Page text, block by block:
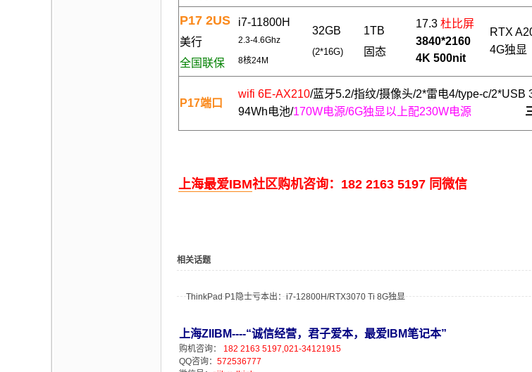
P17 2US
美行
全国联保
i7-11800H
2.3-4.6Ghz
8核24M
32GB
(2*16G)
1TB
固态
17.3 杜比屏
3840*2160
4K 500nit
RTX
4G独显
P17端口
wifi 6E-AX210/蓝牙5.2/指纹/摄像头/2*雷电4/type-c/2*USB
94Wh电池/170W电源/6G独显以上配230W电源 三
上海最爱IBM社区购机咨询：182 2163 5197 同微信
相关话题
ThinkPad P1隐士亏本出：i7-12800H/RTX3070 Ti 8G独显
上海ZIIBM----“诚信经营，君子爱本，最爱IBM笔记本”
购机咨询：
182 2163 5197,021-34121915
QQ咨询： 572536777